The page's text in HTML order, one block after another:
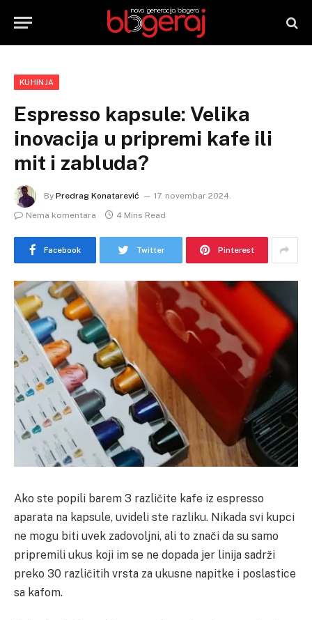
KUHINJA
Espresso kapsule: Velika
inovacija u pripremi kafe ili
mit i zabluda?
By Predrag Konatarević
17. novembar 2024.
Nema komentara
4 Mins Read
Facebook Twitter Pinterest
Ako ste popili barem 3 različite kafe iz espresso
aparata na kapsule, uvideli ste razliku. Nikada svi kupci
ne mogu biti uvek zadovoljni, ali to znači da su samo
pripremili ukus koji im se ne dopada jer linija sadrži
preko 30 različitih vrsta za ukusne napitke i poslastice
sa kafom.